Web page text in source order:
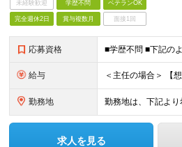
未経験歓迎 学歴不問 ベテランOK
完全週休2日 賞与複数月 面接1回
応募資格
給与
勤務地
求人を見る